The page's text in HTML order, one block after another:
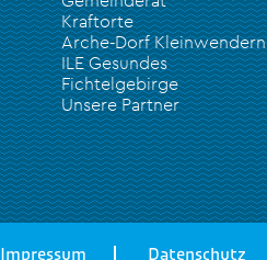
Kraftorte
Arche-Dorf Kleinwendern
ILE Gesundes
Fichtelgebirge
Unsere Partner
Impressum Datenschutz